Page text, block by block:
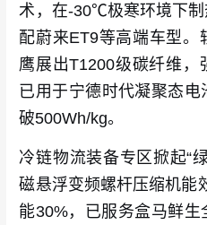
术，在-30℃极寒环境下
配蔚来ET9等高端车型。
鹰展出T1200级碳纤维，
已用于宁德时代凝聚态
破500Wh/kg。
冷链物流装备专区掀起“
磁悬浮变频螺杆压缩机能
能30%，已服务盒马鲜